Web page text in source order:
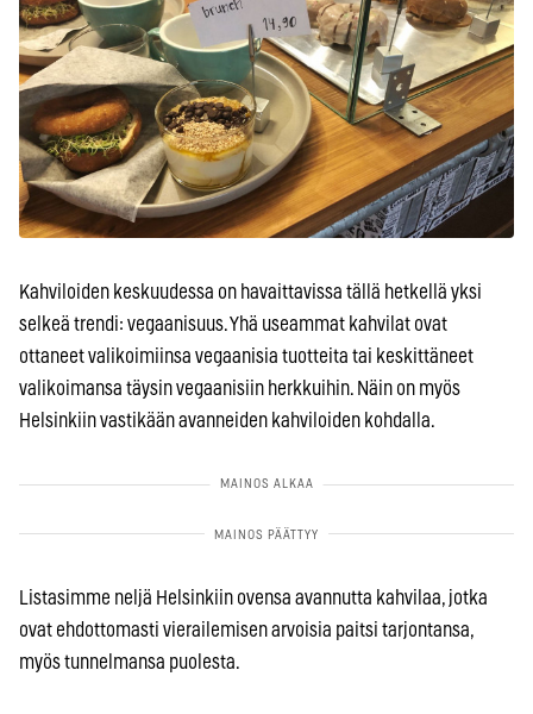
Kahviloiden keskuudessa on havaittavissa tällä hetkellä yksi
selkeä trendi: vegaanisuus. Yhä useammat kahvilat ovat
ottaneet valikoimiinsa vegaanisia tuotteita tai keskittäneet
valikoimansa täysin vegaanisiin herkkuihin. Näin on myös
Helsinkiin vastikään avanneiden kahviloiden kohdalla.
Listasimme neljä Helsinkiin ovensa avannutta kahvilaa, jotka
ovat ehdottomasti vierailemisen arvoisia paitsi tarjontansa,
myös tunnelmansa puolesta.